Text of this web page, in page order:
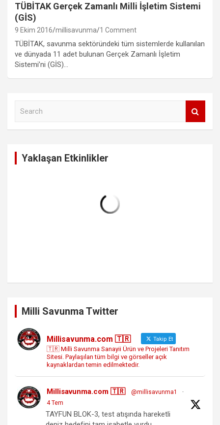
TÜBİTAK Gerçek Zamanlı Milli İşletim Sistemi
(GİS)
9 Ekim 2016 millisavunma 1 Comment
TÜBİTAK, savunma sektöründeki tüm sistemlerde kullanılan
ve dünyada 11 adet bulunan Gerçek Zamanlı İşletim
Sistemi’ni (GİS)…
Yaklaşan Etkinlikler
Milli Savunma Twitter
Millisavunma.com 🇹🇷 Takip Et
🇹🇷 Milli Savunma Sanayii Ürün ve Projeleri Tanıtım
Sitesi. Paylaşılan tüm bilgi ve görseller açık
kaynaklardan temin edilmektedir.
Millisavunma.com 🇹🇷 @millisavunma1
·
4 Tem
TAYFUN BLOK-3, test atışında hareketli